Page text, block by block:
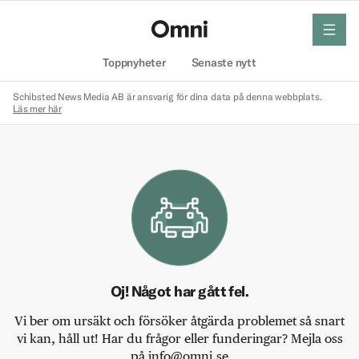
Toppnyheter Senaste nytt
meny
Schibsted News Media AB är ansvarig för dina data på denna webbplats.
Läs mer här
Oj! Något har gått fel.
Vi ber om ursäkt och försöker åtgärda problemet så snart
vi kan, håll ut! Har du frågor eller funderingar? Mejla oss